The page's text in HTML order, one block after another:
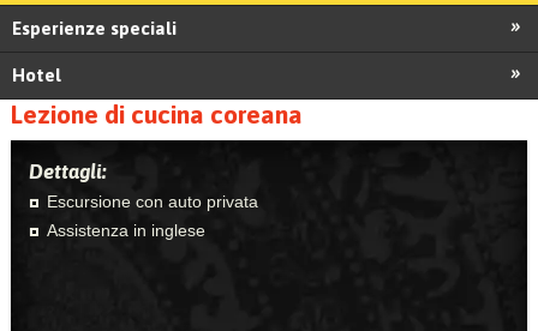
Esperienze speciali
Hotel
Lezione di cucina coreana
Dettagli:
Escursione con auto privata
Assistenza in inglese